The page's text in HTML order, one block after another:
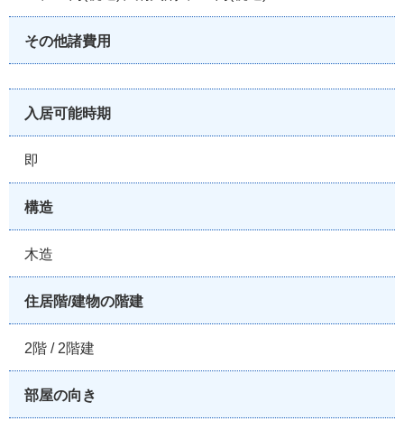
その他諸費用
入居可能時期
即
構造
木造
住居階/建物の階建
2階 / 2階建
部屋の向き